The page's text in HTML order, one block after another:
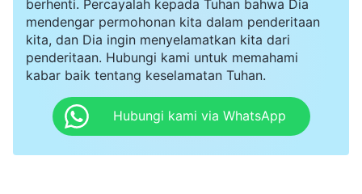
aku terlalu takut untuk meminta bimbingan dari
pemimpin, dan proses pemilihan pengawas tetap
belum selesai. Ada juga masalah pemimpin gereja
untuk melaporkan saudari itu karena sangat
berhenti. Percayalah kepada Tuhan bahwa Dia
mendengar permohonan kita dalam penderitaan
kita, dan Dia ingin menyelamatkan kita dari
penderitaan. Hubungi kami untuk memahami
kabar baik tentang keselamatan Tuhan.
Hubungi kami via WhatsApp